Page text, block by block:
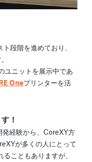
段階を進めており、
ユニットを展示中であ
Oneプリンターを活
！
経験から、CoreXY方
が多くの人にとって
こともありますが、